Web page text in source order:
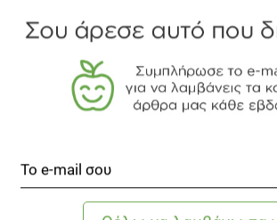
Παγωτό, η πλούσια διατροφική αδυναμία
Διατροφή
4 λεπτά να διαβαστεί